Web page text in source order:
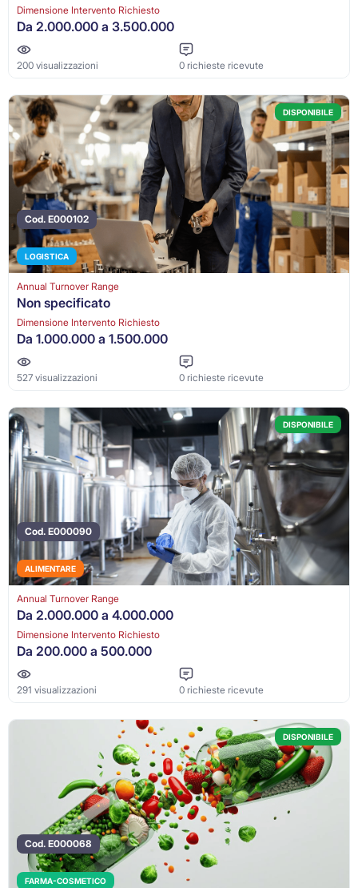
Dimensione Intervento Richiesto
Da 2.000.000 a 3.500.000
200 visualizzazioni 0 richieste ricevute
DISPONIBILE
Cod. E000102
LOGISTICA
Annual Turnover Range
Non specificato
Dimensione Intervento Richiesto
Da 1.000.000 a 1.500.000
527 visualizzazioni 0 richieste ricevute
DISPONIBILE
Cod. E000090
ALIMENTARE
Annual Turnover Range
Da 2.000.000 a 4.000.000
Dimensione Intervento Richiesto
Da 200.000 a 500.000
291 visualizzazioni 0 richieste ricevute
DISPONIBILE
Cod. E000068
FARMA-COSMETICO